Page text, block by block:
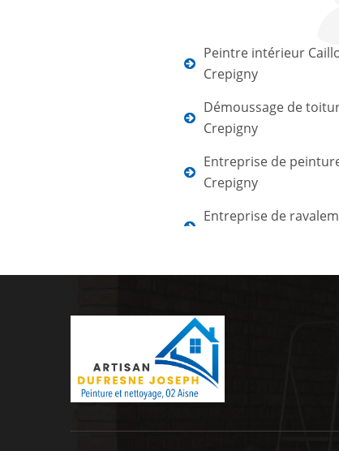
Peintre intérieur
Crepigny
Démoussage de
Crepigny
Entreprise de
Crepigny
Entreprise de